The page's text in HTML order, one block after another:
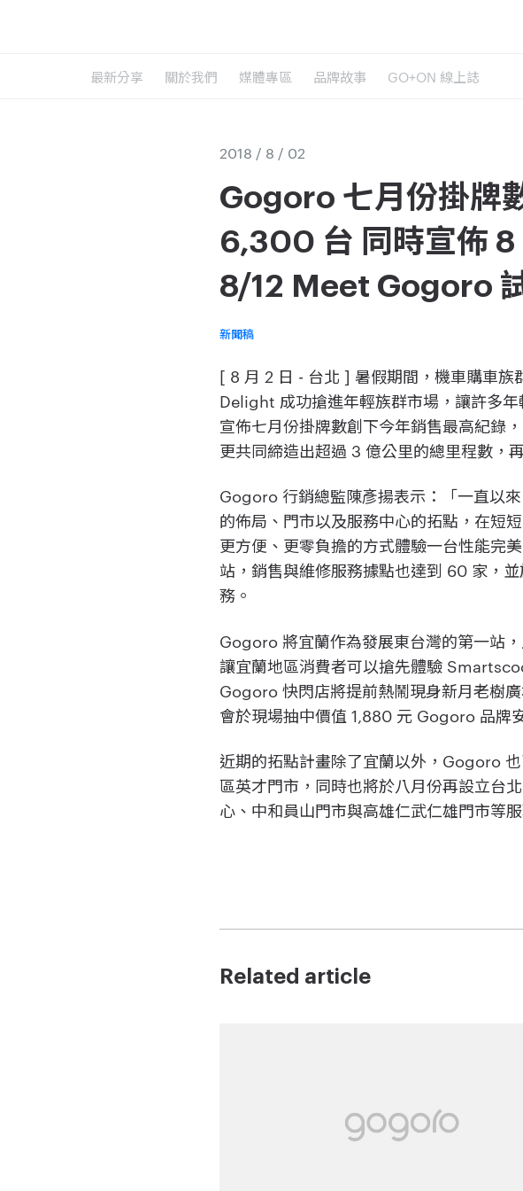
最新分享 關於我們 媒體專區 品牌故事 GO+ON 線上誌
2018 / 8 / 02
Gogoro 七月份掛牌
6,300 台 同時宣佈 8
8/12 Meet Gogoro
新聞稿
[ 8 月 2 日 - 台北 ] 暑假期間，機車購車
Delight 成功搶進年輕族群市場，讓許多
宣佈七月份掛牌數創下今年銷售最高紀錄
更共同締造出超過 3 億公里的總里程數，
Gogoro 行銷總監陳彥揚表示：「一直以
的佈局、門市以及服務中心的拓點，在短
更方便、更零負擔的方式體驗一台性能完
站，銷售與維修服務據點也達到 60 家，
務。
Gogoro 將宜蘭作為發展東台灣的第一站
讓宜蘭地區消費者可以搶先體驗
Gogoro 快閃店將提前熱鬧現身新月老樹
會於現場抽中價值 1,880 元 Gogoro 品牌
近期的拓點計畫除了宜蘭以外，Gogoro
區英才門市，同時也將於八月份再設立台
心、中和員山門市與高雄仁武仁雄門市等服
Related article